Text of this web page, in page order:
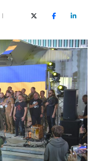
X (Twitter)Facebook